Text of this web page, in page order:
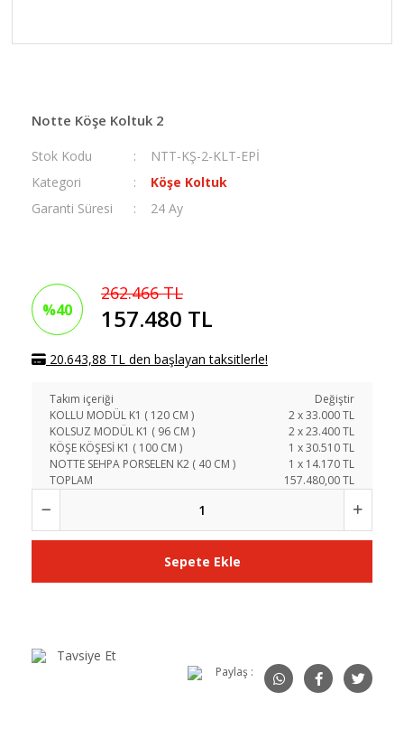
Notte Köşe Koltuk 2
Stok Kodu
NTT-KŞ-2-KLT-EPİ
Kategori
Köşe Koltuk
Garanti Süresi
24 Ay
%40
262.466 TL
157.480 TL
20.643,88 TL den başlayan taksitlerle!
Takım içeriği
Değiştir
KOLLU MODÜL K1 ( 120 CM )
2x33.000TL
KOLSUZ MODÜL K1 ( 96 CM )
2x23.400TL
KÖŞE KÖŞESİ K1 ( 100 CM )
1 x30.510TL
NOTTE SEHPA PORSELEN K2 ( 40 CM )
1 x 14.170TL
TOPLAM
157.480,00 TL
Sepete Ekle
Tavsiye Et
Paylaş :